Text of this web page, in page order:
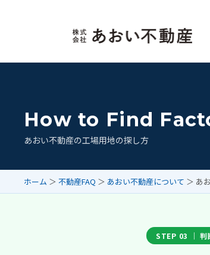
How to Find
あおい不動産の工場用地の探し方
ホーム ＞ 不動産FAQ ＞ あおい不動産について ＞ あ
STEP 03 ｜ 判